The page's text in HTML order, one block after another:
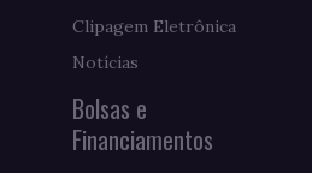
Clipagem Eletrônica
Notícias
Bolsas e
Financiamentos